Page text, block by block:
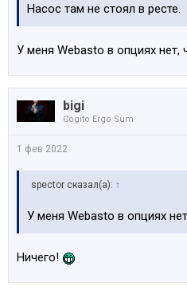
Насос там не стоял в ресте.
У меня Webasto в опциях нет,
bigi
Cogito Ergo Sum
1 фев 2022
spector сказал(а): ↑
У меня Webasto в опциях
Ничего!